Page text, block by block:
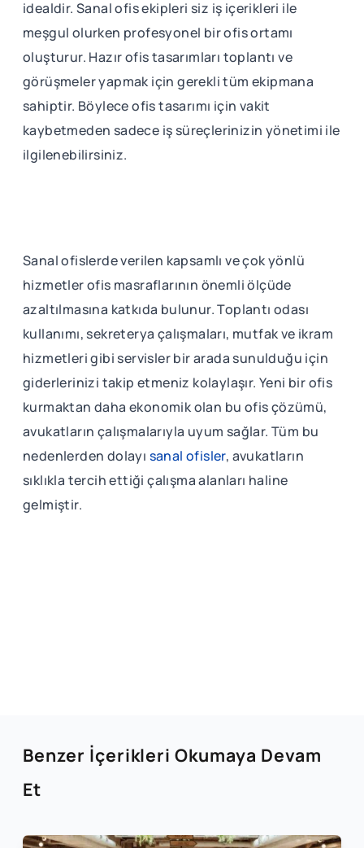
idealdir. Sanal ofis ekipleri siz iş içerikleri ile
meşgul olurken profesyonel bir ofis ortamı
oluşturur. Hazır ofis tasarımları toplantı ve
görüşmeler yapmak için gerekli tüm ekipmana
sahiptir. Böylece ofis tasarımı için vakit
kaybetmeden sadece iş süreçlerinizin yönetimi ile
ilgilenebilirsiniz.
Sanal ofislerde verilen kapsamlı ve çok yönlü
hizmetler ofis masraflarının önemli ölçüde
azaltılmasına katkıda bulunur. Toplantı odası
kullanımı, sekreterya çalışmaları, mutfak ve ikram
hizmetleri gibi servisler bir arada sunulduğu için
giderlerinizi takip etmeniz kolaylaşır. Yeni bir ofis
kurmaktan daha ekonomik olan bu ofis çözümü,
avukatların çalışmalarıyla uyum sağlar. Tüm bu
nedenlerden dolayı sanal ofisler, avukatların
sıklıkla tercih ettiği çalışma alanları haline
gelmiştir.
Benzer İçerikleri Okumaya Devam
Et